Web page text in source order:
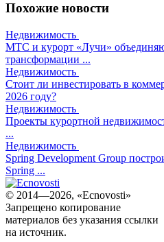
Похожие новости
Недвижимость
МТС и курорт «Лучи»
трансформации ...
Недвижимость
Стоит ли инвестировать в
2026 году?
Недвижимость
Проекты курортной
...
Недвижимость
Spring Development Group
Spring ...
© 2014—2026, «Ecnovosti»
Запрещено копирование
материалов без указания ссылки
на источник.